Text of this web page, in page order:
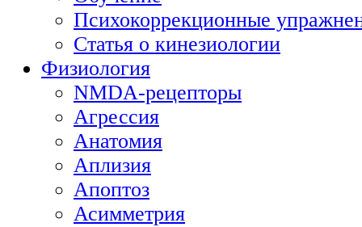
Психокоррекционные
Статья о кинезиологии
Физиология
NMDA-рецепторы
Агрессия
Анатомия
Аплизия
Апоптоз
Асимметрия